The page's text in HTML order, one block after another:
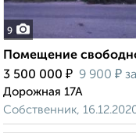
9
Помещение
3 500 000 ₽ 9 900 ₽
Дорожная 17А
Собственник,